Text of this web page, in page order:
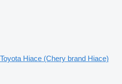
Toyota Hiace (Chery brand Hiace)